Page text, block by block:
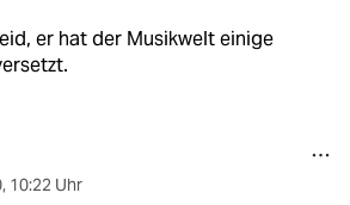
er hat der Musikwelt einige
, 10:22 Uhr